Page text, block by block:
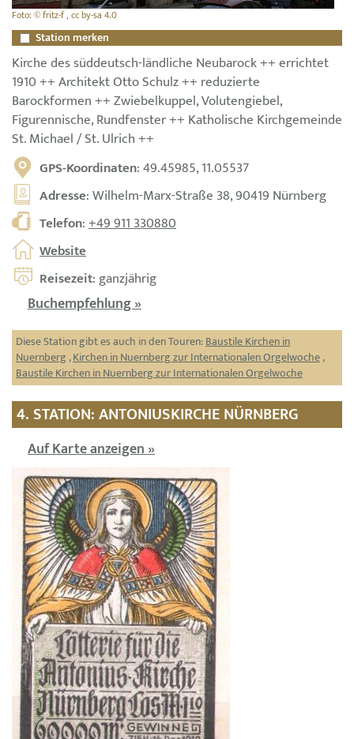
Foto: © fritz-f , cc by-sa 4.0
Station merken
Kirche des süddeutsch-ländliche Neubarock ++ errichtet
1910 ++ Architekt Otto Schulz ++ reduzierte
Barockformen ++ Zwiebelkuppel, Volutengiebel,
Figurennische, Rundfenster ++ Katholische Kirchgemeinde
St. Michael / St. Ulrich ++
GPS-Koordinaten: 49.45985, 11.05537
Adresse: Wilhelm-Marx-Straße 38, 90419 Nürnberg
Telefon:+49 911 330880
Website
Reisezeit: ganzjährig
Buchempfehlung »
Diese Station gibt es auch in den Touren:Baustile Kirchen in
Nuernberg ,Kirchen in Nuernberg zur Internationalen Orgelwoche,
Baustile Kirchen in Nuernberg zur Internationalen Orgelwoche
4. STATION: ANTONIUSKIRCHE NÜRNBERG
Auf Karte anzeigen »